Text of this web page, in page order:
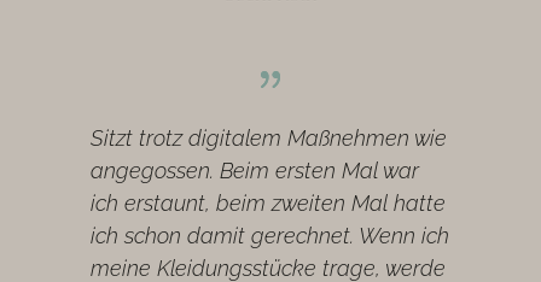
Sitzt trotz digitalem Maßnehmen wie
angegossen. Beim ersten Mal war
ich erstaunt, beim zweiten Mal hatte
ich schon damit gerechnet. Wenn ich
meine Kleidungsstücke trage, werde